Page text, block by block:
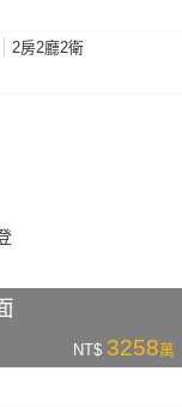
2房2廳2衛
NT$ 3258萬